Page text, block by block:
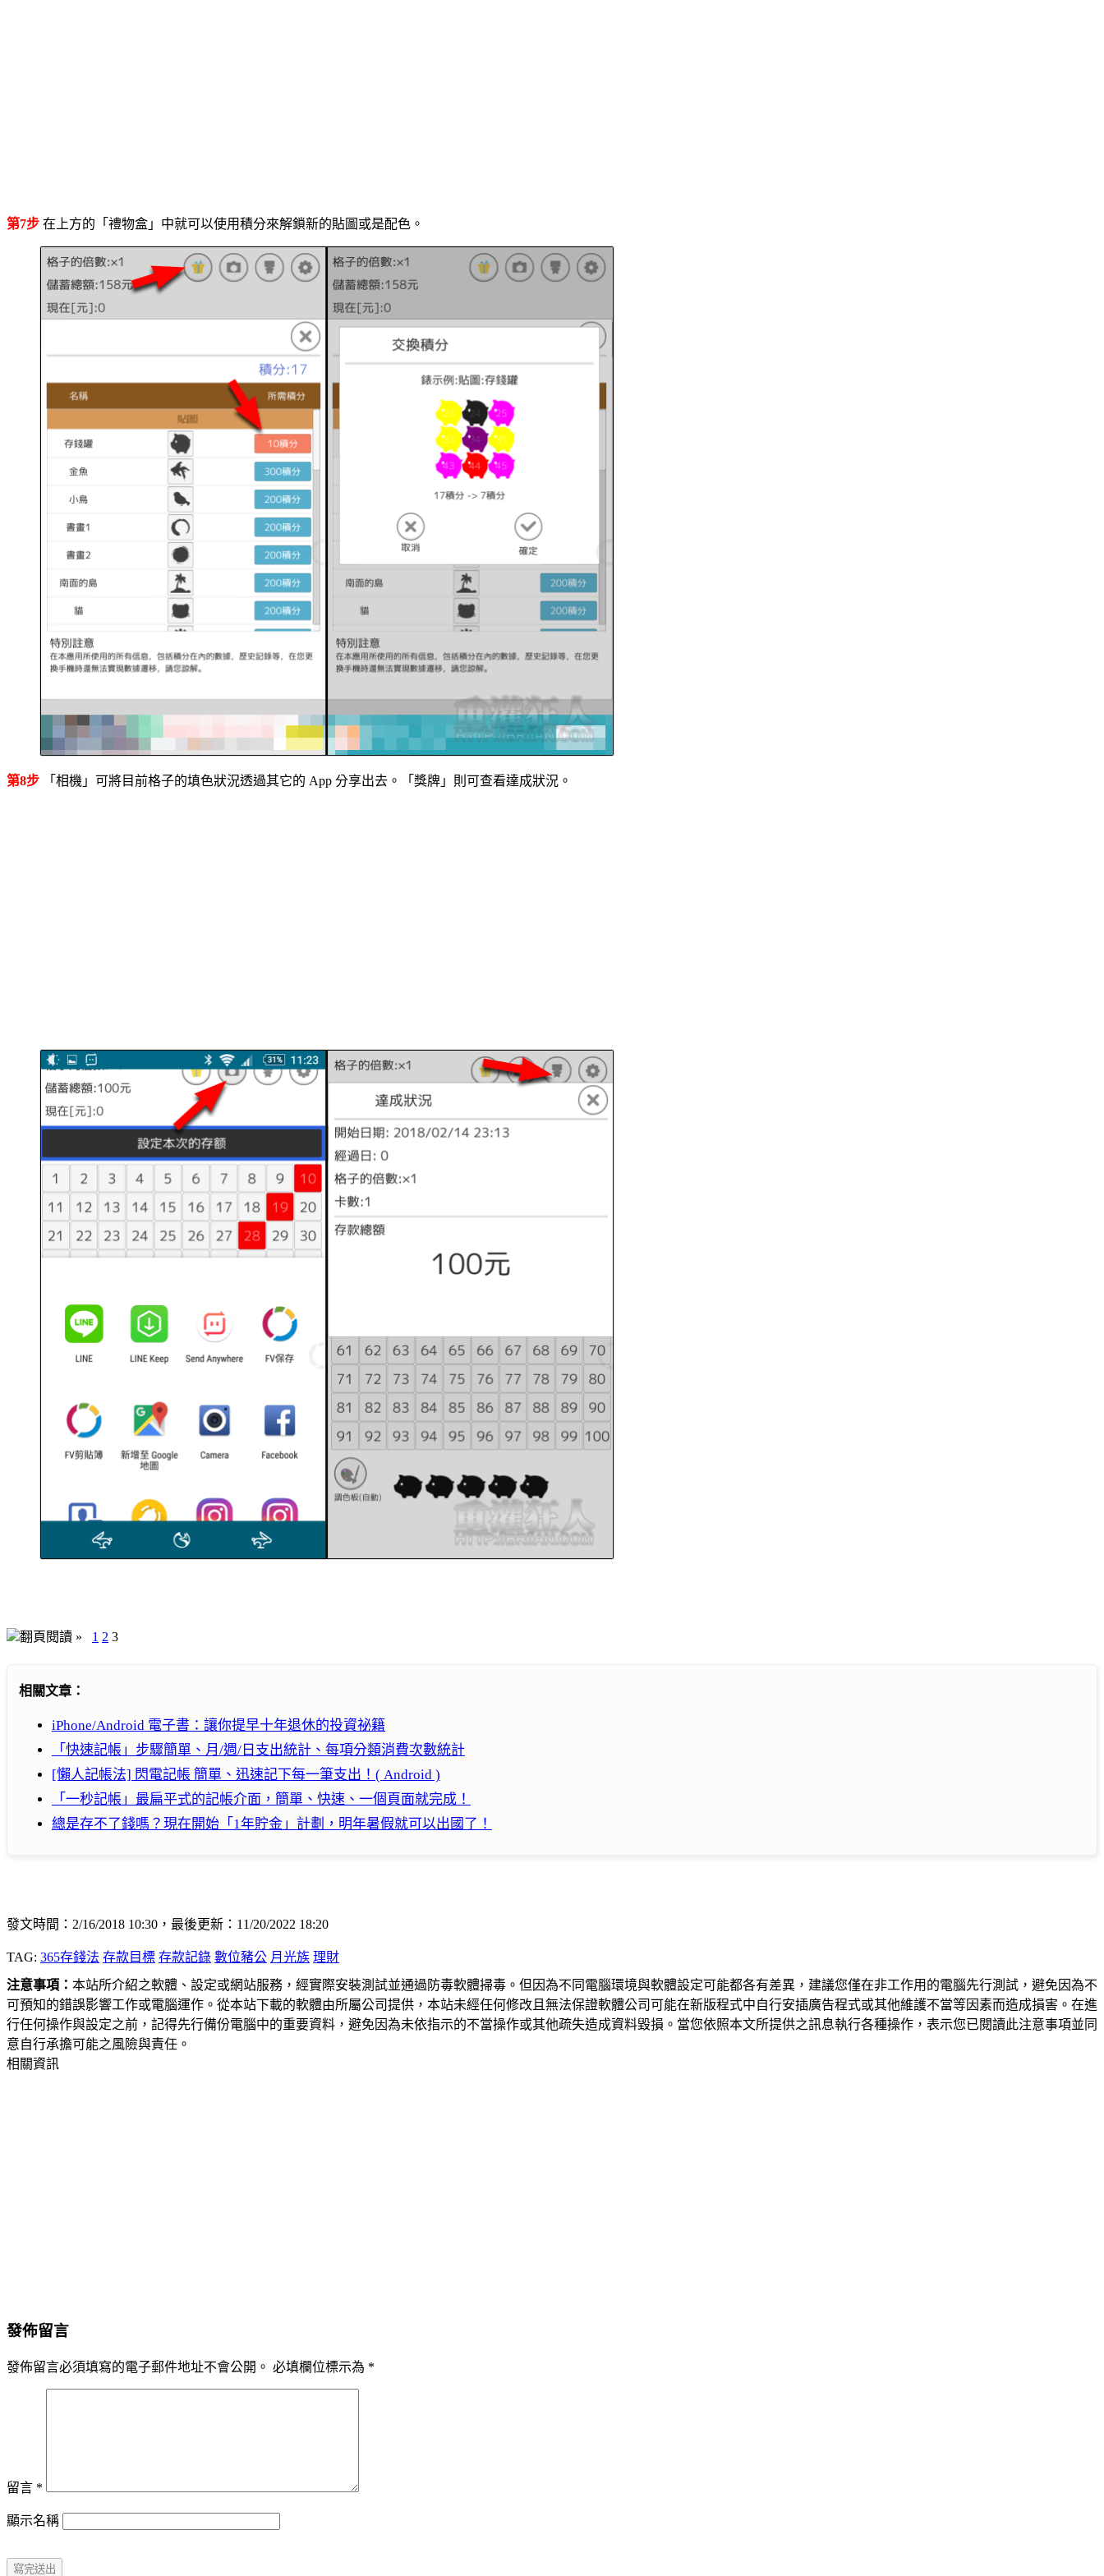
第7步 在上方的「禮物盒」中就可以使用積分來解鎖新的貼圖或是配色。
第8步 「相機」可將目前格子的填色狀況透過其它的 App 分享出去。「獎牌」則可查看達成狀況。
翻頁閱讀 » 1 2 3
相關文章：
iPhone/Android 電子書：讓你提早十年退休的投資祕籍
「快速記帳」步驟簡單、月/週/日支出統計、每項分類消費次數統計
[懶人記帳法] 閃電記帳 簡單、迅速記下每一筆支出！( Android )
「一秒記帳」最扁平式的記帳介面，簡單、快速、一個頁面就完成！
總是存不了錢嗎？現在開始「1年貯金」計劃，明年暑假就可以出國了！
發文時間：2/16/2018 10:30，最後更新：11/20/2022 18:20
TAG: 365存錢法 存款目標 存款記錄 數位豬公 月光族 理財
注意事項： 本站所介紹之軟體、設定或網站服務，經實際安裝測試並通過防毒軟體掃毒。但因為不同電腦環境與軟體設定可能都各有差異，建議您僅在非工作用的電腦先行測試，避免因為不
可預知的錯誤影響工作或電腦運作。從本站下載的軟體由所屬公司提供，本站未經任何修改且無法保證軟體公司可能在新版程式中自行安插廣告程式或其他維護不當等因素而造成損害。在進
行任何操作與設定之前，記得先行備份電腦中的重要資料，避免因為未依指示的不當操作或其他疏失造成資料毀損。當您依照本文所提供之訊息執行各種操作，表示您已閱讀此注意事項並同
意自行承擔可能之風險與責任。
相關資訊
發佈留言
發佈留言必須填寫的電子郵件地址不會公開。 必填欄位標示為 *
留言 *
顯示名稱